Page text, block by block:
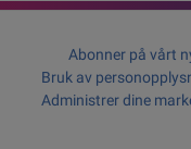
Abonner på vårt
Bruk av
Administrer dine